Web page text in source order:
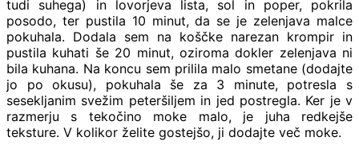
tudi suhega) in lovorjeva lista, sol in poper, pokrila
posodo, ter pustila 10 minut, da se je zelenjava malce
pokuhala. Dodala sem na koščke narezan krompir in
pustila kuhati še 20 minut, oziroma dokler zelenjava ni
bila kuhana. Na koncu sem prilila malo smetane (dodajte
jo po okusu), pokuhala še za 3 minute, potresla s
sesekljanim svežim peteršiljem in jed postregla. Ker je v
razmerju s tekočino moke malo, je juha redkejše
teksture. V kolikor želite gostejšo, ji dodajte več moke.